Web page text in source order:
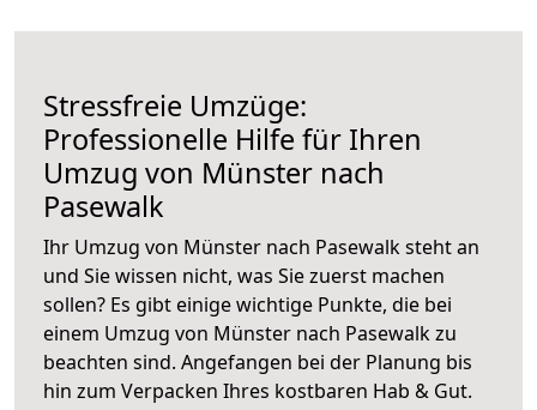
Stressfreie Umzüge:
Professionelle Hilfe für Ihren
Umzug von Münster nach
Pasewalk
Ihr Umzug von Münster nach Pasewalk steht an
und Sie wissen nicht, was Sie zuerst machen
sollen? Es gibt einige wichtige Punkte, die bei
einem Umzug von Münster nach Pasewalk zu
beachten sind. Angefangen bei der Planung bis
hin zum Verpacken Ihres kostbaren Hab & Gut.